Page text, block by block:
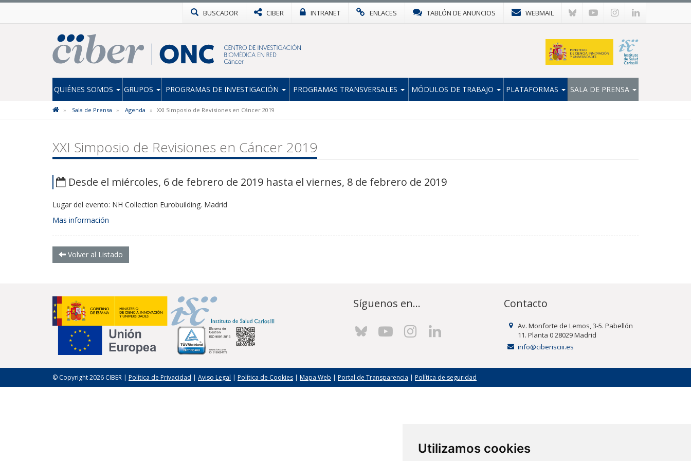
Utilizamos cookies
BUSCADOR CIBER INTRANET ENLACES TABLÓN DE ANUNCIOS WEBMAIL
QUIÉNES SOMOS GRUPOS PROGRAMAS DE INVESTIGACIÓN PROGRAMAS TRANSVERSALES MÓDULOS DE TRABAJO PLATAFORMAS SALA DE PRENSA
Sala de Prensa Agenda XXI Simposio de Revisiones en Cáncer 2019
XXI Simposio de Revisiones en Cáncer 2019
Desde el miércoles, 6 de febrero de 2019 hasta el viernes, 8 de febrero de 2019
Lugar del evento: NH Collection Eurobuilding. Madrid
Mas información
Volver al Listado
Síguenos en... Contacto
Av. Monforte de Lemos, 3-5. Pabellón
11. Planta 0 28029 Madrid
info@ciberisciii.es
© Copyright 2026 CIBER | Política de Privacidad | Aviso Legal | Política de Cookies | Mapa Web | Portal de Transparencia | Política de seguridad